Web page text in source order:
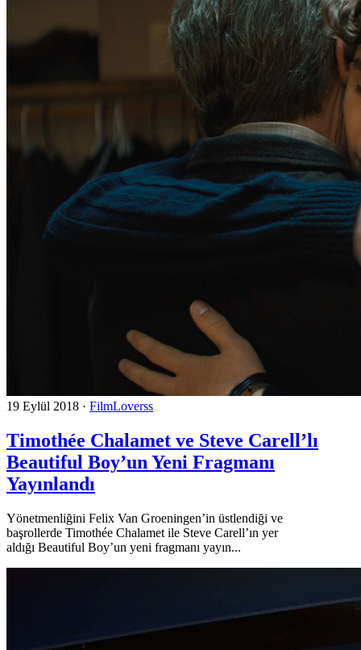
19 Eylül 2018 · FilmLoverss
Timothée Chalamet ve Steve Carell’lı
Beautiful Boy’un Yeni Fragmanı
Yayınlandı
Yönetmenliğini Felix Van Groeningen’in üstlendiği ve
başrollerde Timothée Chalamet ile Steve Carell’ın yer
aldığı Beautiful Boy’un yeni fragmanı yayın...